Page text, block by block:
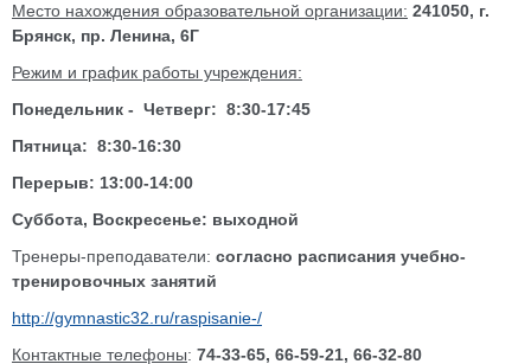
Место нахождения образовательной организации: 241050, г.
Брянск, пр. Ленина, 6Г
Режим и график работы учреждения:
Понедельник - Четверг: 8:30-17:45
Пятница: 8:30-16:30
Перерыв: 13:00-14:00
Суббота, Воскресенье: выходной
Тренеры-преподаватели: согласно расписания учебно-
тренировочных занятий
http://gymnastic32.ru/raspisanie-/
Контактные телефоны: 74-33-65, 66-59-21, 66-32-80